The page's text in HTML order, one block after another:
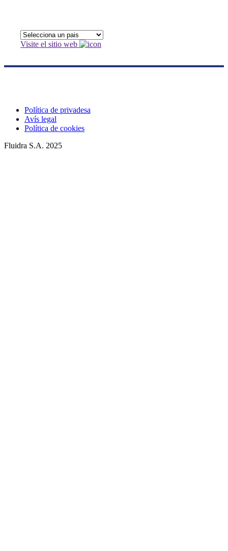
Visite el sitio web
Política de privadesa
Avís legal
Política de cookies
Fluidra S.A. 2025